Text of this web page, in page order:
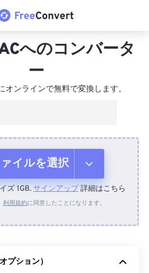
へのコンバータ
ー
オンラインで無料で変換します。
イルを選択
デバイスから
ドライブから
ズ 1GB. サインアップ詳細はこちら
利用規約に同意したことになります。
プション）